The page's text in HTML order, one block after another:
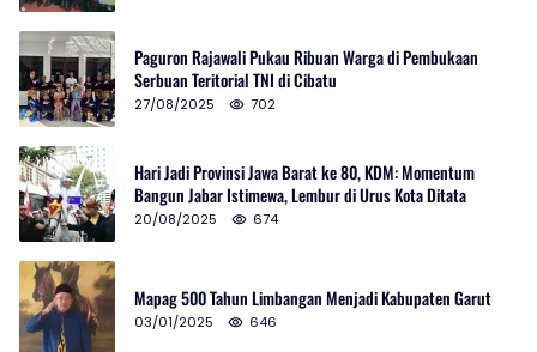
Paguron Rajawali Pukau Ribuan Warga di Pembukaan
Serbuan Teritorial TNI di Cibatu
27/08/2025 702
Hari Jadi Provinsi Jawa Barat ke 80, KDM: Momentum
Bangun Jabar Istimewa, Lembur di Urus Kota Ditata
20/08/2025 674
Mapag 500 Tahun Limbangan Menjadi Kabupaten Garut
03/01/2025 646